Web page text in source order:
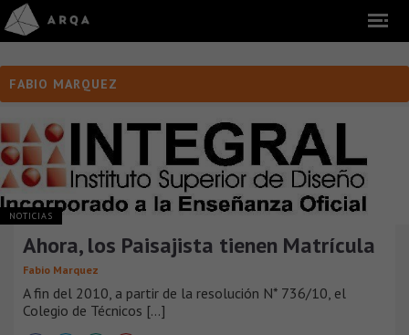
FABIO MARQUEZ
NOTICIAS
Ahora, los Paisajista tienen Matrícula
Fabio Marquez
A fin del 2010, a partir de la resolución N* 736/10, el
Colegio de Técnicos [...]